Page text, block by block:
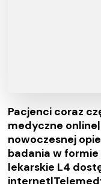
Pacjenci coraz
medyczne
nowoczesnej
badania w
lekarskie L4